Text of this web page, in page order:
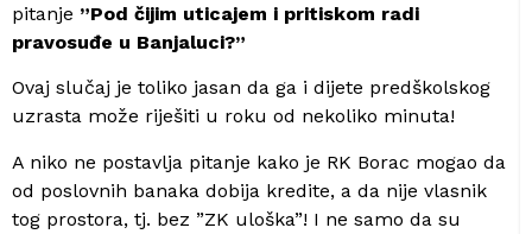
pitanje ”Pod čijim uticajem i pritiskom radi
pravosuđe u Banjaluci?”
Ovaj slučaj je toliko jasan da ga i dijete predškolskog
uzrasta može riješiti u roku od nekoliko minuta!
A niko ne postavlja pitanje kako je RK Borac mogao da
od poslovnih banaka dobija kredite, a da nije vlasnik
tog prostora, tj. bez ”ZK uloška”! I ne samo da su